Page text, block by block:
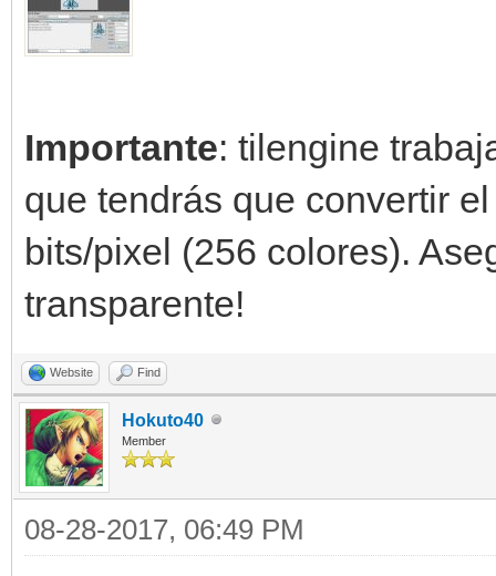
Importante: tilengine
que tendrás que convertir
bits/pixel (256 colores).
transparente!
Website Find
Hokuto40
Member
08-28-2017, 06:49 PM